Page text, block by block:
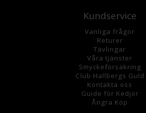
Kundservice
Vanliga frågor
Returer
Tävlingar
Våra tjänster
Smyckeförsäkring
Club Hallbergs Guld
Kontakta oss
Guide för Kedjor
Ångra Köp